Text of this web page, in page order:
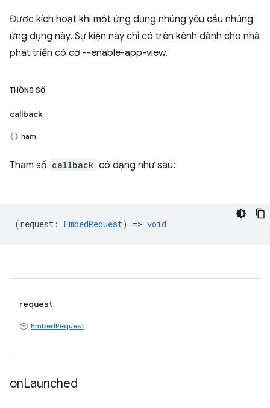
Được kích hoạt khi một ứng dụng nhúng yêu cầu nhúng
ứng dụng này. Sự kiện này chỉ có trên kênh dành cho nhà
phát triển có cờ --enable-app-view.
THÔNG SỐ
callback
hàm
Tham số callback có dạng như sau:
(request : EmbedRequest) => void
request
EmbedRequest
onLaunched